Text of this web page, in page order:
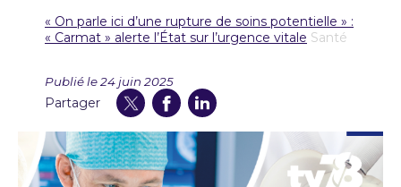
« On parle ici d’une rupture de soins potentielle » :
« Carmat » alerte l’État sur l’urgence vitale Santé
Publié le 24 juin 2025
Partager